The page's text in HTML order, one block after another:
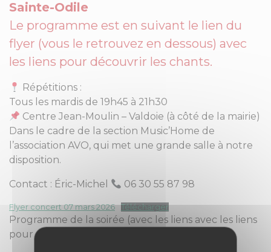
Sainte-Odile
Le programme est en suivant le lien du
flyer (vous le retrouvez en dessous) avec
les liens pour découvrir les chants.
Répétitions :
Tous les mardis de 19h45 à 21h30
Centre Jean-Moulin – Valdoie (à côté de la mairie)
Dans le cadre de la section Music’Home de
l’association AVO, qui met une grande salle à notre
disposition.
Contact : Éric-Michel 06 30 55 87 98
Flyer concert 07 mars 2026 Télécharger
Programme de la soirée (avec les liens avec les liens
pour découvrir les chants).